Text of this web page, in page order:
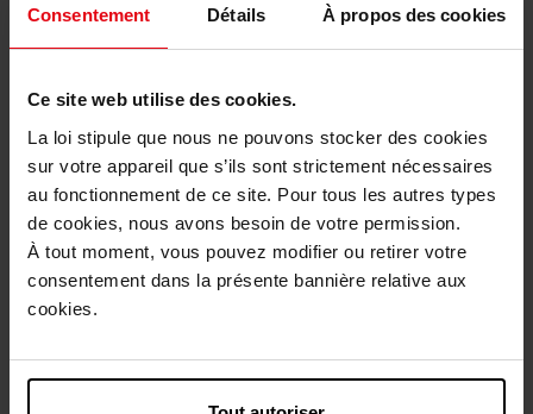
Consentement Détails À propos des cookies
Ce site web utilise des cookies.
La loi stipule que nous ne pouvons stocker des cookies
sur votre appareil que s’ils sont strictement nécessaires
au fonctionnement de ce site. Pour tous les autres types
de cookies, nous avons besoin de votre permission.
À tout moment, vous pouvez modifier ou retirer votre
consentement dans la présente bannière relative aux
cookies.
Gratis verpakking
Beschrijving
Gebruiksadvies
Karakteristieken
Nog iets vergeten ?